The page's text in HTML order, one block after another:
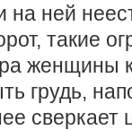
на ней
такие
женщины
грудь,
сверкает